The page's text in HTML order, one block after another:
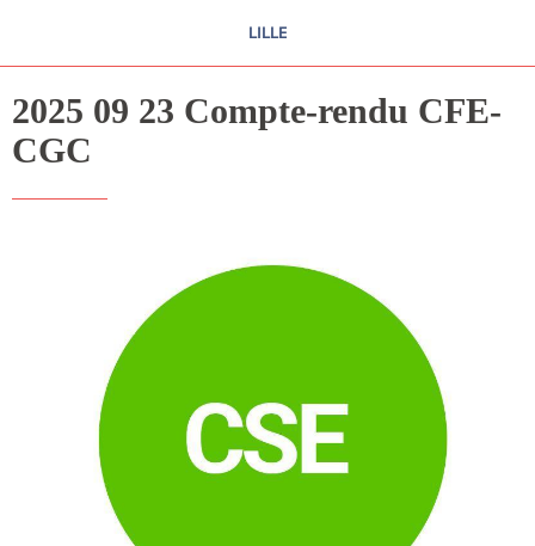
LILLE
2025 09 23 Compte-rendu CFE-
CGC